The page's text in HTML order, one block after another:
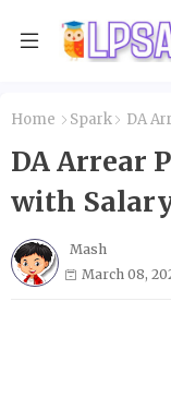
Home Spark DA
DA Arrear
with
Mash
March 08,